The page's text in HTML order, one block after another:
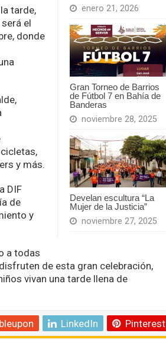
enero 21, 2026
Gran Torneo de Barrios
de Fútbol 7 en Bahía de
Banderas
noviembre 28, 2025
Develan escultura “La
Mujer de la Justicia”
noviembre 27, 2025
tarde,
el
donde
y más.
DIF
de
y
a todas
de esta gran celebración,
vivan una tarde llena de
LinkedIn Pinterest